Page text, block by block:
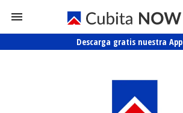
Descarga gratis nuestra App